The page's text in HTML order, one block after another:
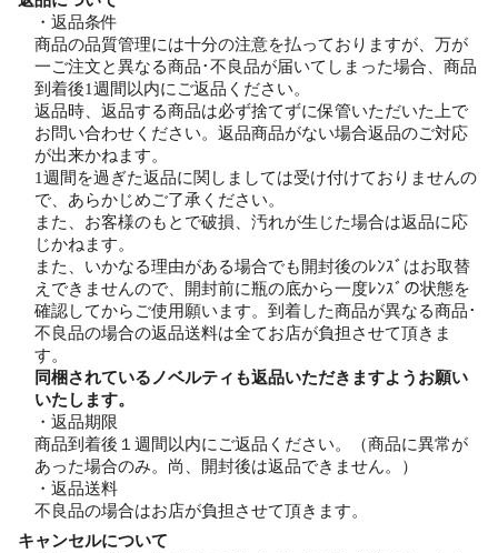
・返品条件
商品の品質管理には十分の注意を払っておりますが、万が
一ご注文と異なる商品･不良品が届いてしまった場合、商品
到着後1週間以内にご返品ください。
返品時、返品する商品は必ず捨てずに保管いただいた上で
お問い合わせください。返品商品がない場合返品のご対応
が出来かねます。
1週間を過ぎた返品に関しましては受け付けておりませんの
で、あらかじめご了承ください。
また、お客様のもとで破損、汚れが生じた場合は返品に応
じかねます。
また、いかなる理由がある場合でも開封後のﾚﾝｽﾞはお取替
えできませんので、開封前に瓶の底から一度ﾚﾝｽﾞの状態を
確認してからご使用願います。到着した商品が異なる商品･
不良品の場合の返品送料は全てお店が負担させて頂きま
す。
同梱されているノベルティも返品いただきますようお願い
いたします。
・返品期限
商品到着後１週間以内にご返品ください。（商品に異常が
あった場合のみ。尚、開封後は返品できません。）
・返品送料
不良品の場合はお店が負担させて頂きます。
キャンセルについて